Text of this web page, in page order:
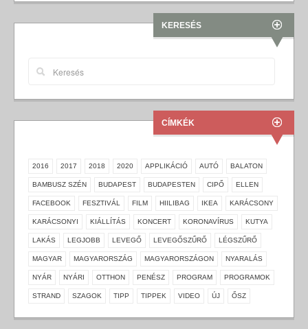
KERESÉS
CÍMKÉK
2016 2017 2018 2020 APPLIKÁCIÓ AUTÓ BALATON
BAMBUSZ SZÉN BUDAPEST BUDAPESTEN CIPŐ ELLEN
FACEBOOK FESZTIVÁL FILM HIILIBAG IKEA KARÁCSONY
KARÁCSONYI KIÁLLÍTÁS KONCERT KORONAVÍRUS KUTYA
LAKÁS LEGJOBB LEVEGŐ LEVEGŐSZŰRŐ LÉGSZŰRŐ
MAGYAR MAGYARORSZÁG MAGYARORSZÁGON NYARALÁS
NYÁR NYÁRI OTTHON PENÉSZ PROGRAM PROGRAMOK
STRAND SZAGOK TIPP TIPPEK VIDEO ÚJ ŐSZ